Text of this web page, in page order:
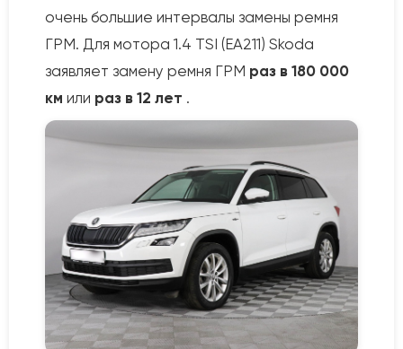
очень большие интервалы замены ремня
ГРМ. Для мотора 1.4 TSI (EA211) Skoda
заявляет замену ремня ГРМ раз в 180 000
км или раз в 12 лет .